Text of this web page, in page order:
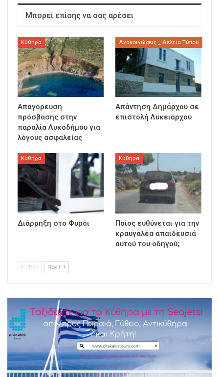
Μπορεί επίσης να σας αρέσει
Κύθηρα
Απαγόρευση
πρόσβασης στην
παραλία Λυκοδήμου για
λόγους ασφαλείας
Ανακοινώσεις _ Δελτία Τύπου
Απάντηση Δημάρχου σε
επιστολή Λυκειάρχου
Κύθηρα
Διάρρηξη στο Φυρόι
Κύθηρα
Ποίος ευθύνεται για την
κραυγαλέα απαιδευσιά
αυτού του οδηγού;
PREV NEXT